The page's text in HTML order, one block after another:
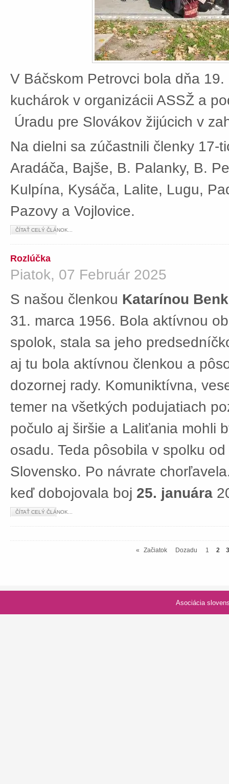
V Báčskom Petrovci bola dňa
kuchárok v organizácii ASSŽ a
Úradu pre Slovákov žijúcich v
Na dielni sa zúčastnili členky 17-
Aradáča, Bajše, B. Palanky, B.
Kulpína, Kysáča, Lalite, Lugu,
Pazovy a Vojlovice.
ČÍTAŤ CELÝ ČLÁNOK...
Rozlúčka
Piatok, 07 Február 2025
S našou členkou Katarínou
31. marca 1956. Bola aktívnou
spolok, stala sa jeho
aj tu bola aktívnou členkou a
dozornej rady. Komuniktívna,
temer na všetkých podujatiach
počulo aj širšie a Laliťania mohli
osadu. Teda pôsobila v spolku
Slovensko. Po návrate
keď dobojovala boj 25. januára
ČÍTAŤ CELÝ ČLÁNOK...
« Začiatok Dozadu 1 2 3
Asociácia slovenských